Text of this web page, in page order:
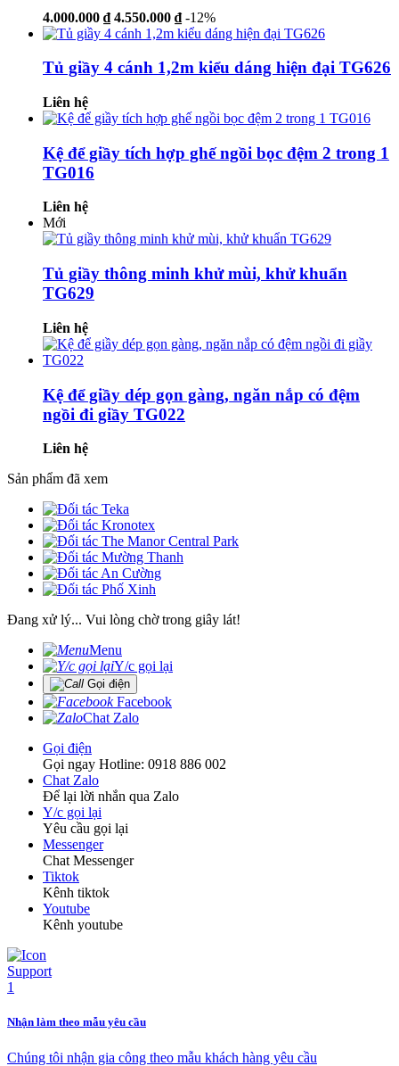
4.000.000 ₫ 4.550.000 ₫ -12%
Tủ giầy 4 cánh 1,2m kiểu dáng hiện đại TG626
Liên hệ
Kệ để giầy tích hợp ghế ngồi bọc đệm 2 trong 1
TG016
Liên hệ
Mới
Tủ giầy thông minh khử mùi, khử khuẩn
TG629
Liên hệ
Kệ để giầy dép gọn gàng, ngăn nắp có đệm
ngồi đi giầy TG022
Liên hệ
Sản phẩm đã xem
Đang xử lý... Vui lòng chờ trong giây lát!
Menu
Y/c gọi lại
Gọi điện
Facebook
Chat Zalo
Gọi điện
Gọi ngay Hotline: 0918 886 002
Chat Zalo
Để lại lời nhắn qua Zalo
Y/c gọi lại
Yêu cầu gọi lại
Messenger
Chat Messenger
Tiktok
Kênh tiktok
Youtube
Kênh youtube
Nhận làm theo mẫu yêu cầu
Chúng tôi nhận gia công theo mẫu khách hàng yêu cầu